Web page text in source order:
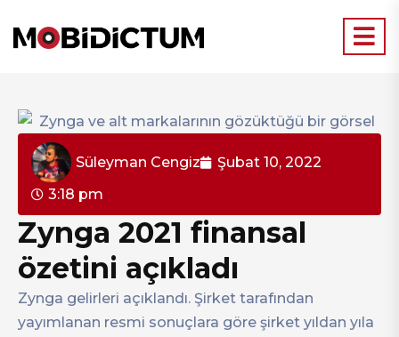
Süleyman Cengiz
Şubat 10, 2022
3:18 pm
Zynga 2021 finansal
özetini açıkladı
Zynga gelirleri açıklandı. Şirket tarafından
yayımlanan resmi sonuçlara göre şirket yıldan yıla